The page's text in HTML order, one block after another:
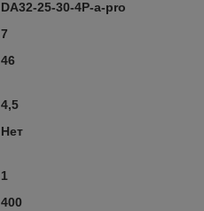
DA32-25-30-4P-a-pro
7
46
4,5
Нет
1
400